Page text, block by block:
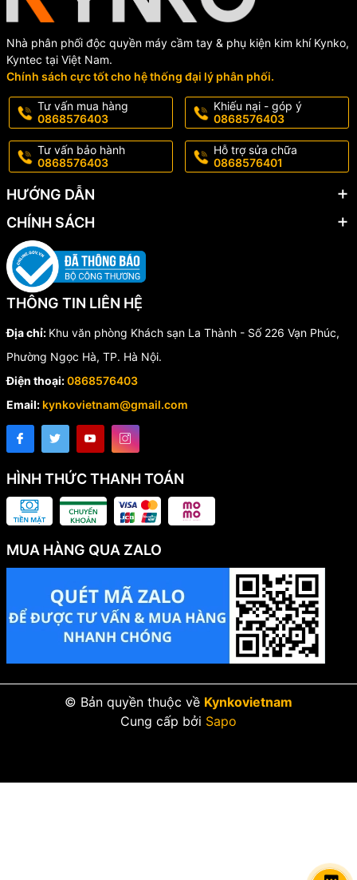
THÔNG SỐ KỸ THUẬT
Đường kính:12mm
Chiều dài:600mm
Kiểu mũi:4 cạnh (đầu thập)
Chuôi:SDS+
Đóng gói: Ống nhựa kín
Nhà phân phối độc quyền máy cầm tay & phụ kiện kim khí Kynko,
Kyntec tại Việt Nam.
Chính sách cực tốt cho hệ thống đại lý phân phối.
Tư vấn mua hàng
0868576403
Khiếu nại - góp ý
0868576403
Tư vấn bảo hành
0868576403
Hỗ trợ sửa chữa
0868576401
HƯỚNG DẪN
CHÍNH SÁCH
THÔNG TIN LIÊN HỆ
Địa chỉ: Khu văn phòng Khách sạn La Thành - Số 226 Vạn Phúc,
Phường Ngọc Hà, TP. Hà Nội.
Điện thoại:0868576403
Email: kynkovietnam@gmail.com
HÌNH THỨC THANH TOÁN
MUA HÀNG QUA ZALO
© Bản quyền thuộc về Kynkovietnam
Cung cấp bởi Sapo